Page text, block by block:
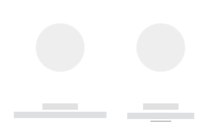
------------
----------- ----------- --------
------------
----------- -----------